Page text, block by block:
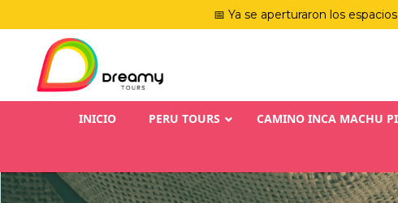
📅 Ya se aperturaron los
INICIO PERU TOURS CAMINO INCA MACHU